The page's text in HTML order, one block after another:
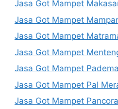
Jasa Got Mampet
Jasa Got Mampet
Jasa Got Mampet
Jasa Got Mampet
Jasa Got Mampet
Jasa Got Mampet Pal
Jasa Got Mampet